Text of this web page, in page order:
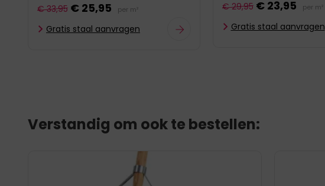
€ 33,95 € 25,95 per m²
Gratis staal aanvragen
€ 29,95 € 23,95 per m²
Gratis staal aanvragen
Verstandig om ook te bestellen: